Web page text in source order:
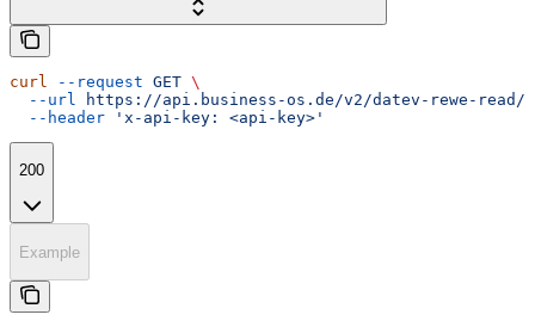
curl --request GET \
  --url
https://api.business-os.de/v2/datev-rewe-read/
  --header
'x-api-key: <api-key>'
200
Example